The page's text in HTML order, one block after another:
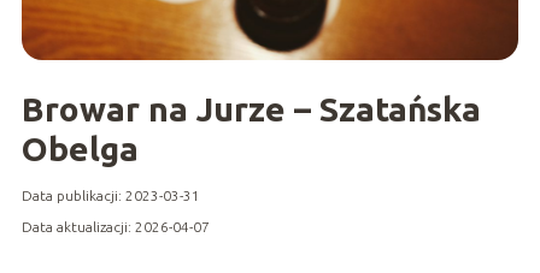
Browar na Jurze – Szatańska
Obelga
Data publikacji: 2023-03-31
Data aktualizacji: 2026-04-07